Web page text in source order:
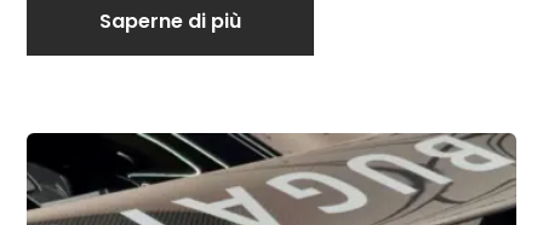
Saperne di più